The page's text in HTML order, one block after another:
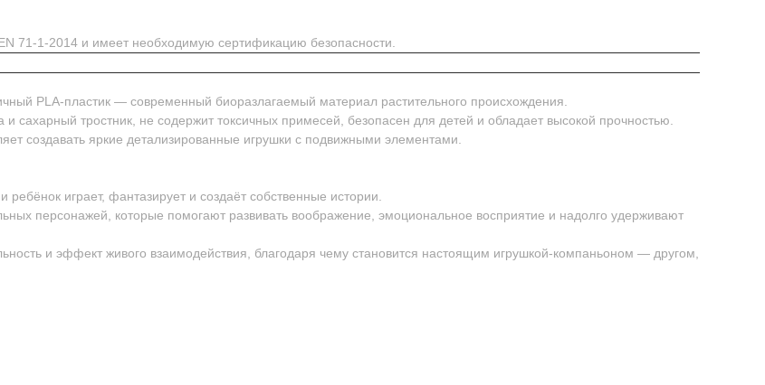
71-1-2014 и имеет необходимую сертификацию безопасности.
PLA-пластик — современный биоразлагаемый материал растительного происхождения.
и сахарный тростник, не содержит токсичных примесей, безопасен для детей и обладает высокой прочностью.
создавать яркие детализированные игрушки с подвижными элементами.
играет, фантазирует и создаёт собственные истории.
персонажей, которые помогают развивать воображение, эмоциональное восприятие и надолго удерживают
и эффект живого взаимодействия, благодаря чему становится настоящим игрушкой-компаньоном — другом,